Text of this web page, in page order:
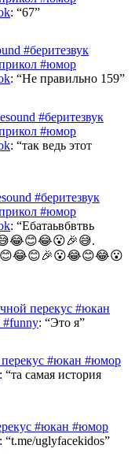
: “67”
#беритезвук
#юмор
: “Не правильно 159”
#беритезвук
#юмор
: “так ведь этот
#беритезвук
#юмор
: “Ебатаьвбвтвь
перекус #юкан
: “Это я”
#юкан #юмор
: “та самая история
#юкан #юмор
: “t.me/uglyfacekidos”